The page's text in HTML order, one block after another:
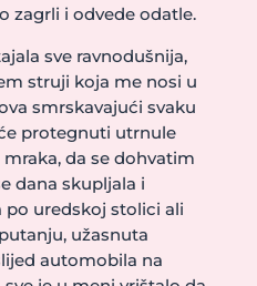
zagrli i odvede odatle.
sve ravnodušnija,
struji koja me nosi u
smrskavajući svaku
protegnuti utrnule
da se dohvatim
dana skupljala i
po uredskoj stolici ali
užasnuta
automobila na